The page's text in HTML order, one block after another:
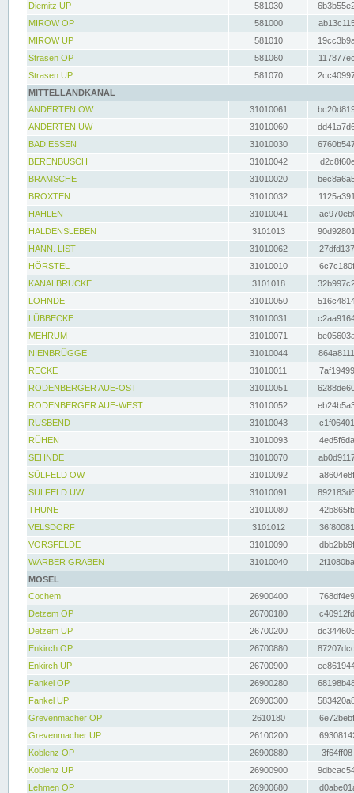
Diemitz UP
581030
MIROW OP
581000
MIROW UP
581010
Strasen OP
581060
Strasen UP
581070
MITTELLANDKANAL
ANDERTEN OW
31010061
ANDERTEN UW
31010060
BAD ESSEN
31010030
BERENBUSCH
31010042
BRAMSCHE
31010020
BROXTEN
31010032
HAHLEN
31010041
HALDENSLEBEN
3101013
HANN. LIST
31010062
HÖRSTEL
31010010
KANALBRÜCKE
3101018
LOHNDE
31010050
LÜBBECKE
31010031
MEHRUM
31010071
NIENBRÜGGE
31010044
RECKE
31010011
RODENBERGER AUE-OST
31010051
RODENBERGER AUE-WEST
31010052
RUSBEND
31010043
RÜHEN
31010093
SEHNDE
31010070
SÜLFELD OW
31010092
SÜLFELD UW
31010091
THUNE
31010080
VELSDORF
3101012
VORSFELDE
31010090
WARBER GRABEN
31010040
MOSEL
Cochem
26900400
Detzem OP
26700180
Detzem UP
26700200
Enkirch OP
26700880
Enkirch UP
26700900
Fankel OP
26900280
Fankel UP
26900300
Grevenmacher OP
2610180
Grevenmacher UP
26100200
Koblenz OP
26900880
Koblenz UP
26900900
Lehmen OP
26900680